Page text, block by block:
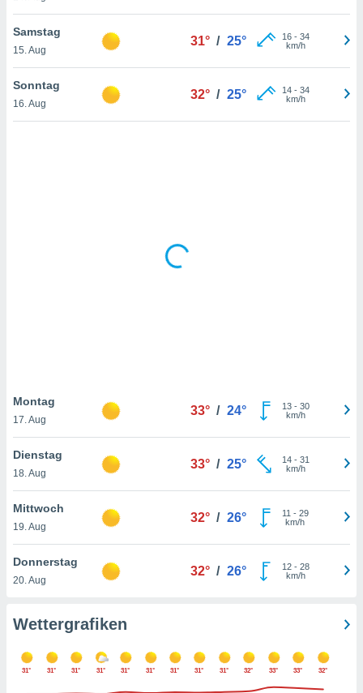
können
von
und
klicken.
und
Samstag
15. Aug
31° / 25° 16- 34
km/h
Sonntag
16. Aug
32° / 25° 14- 34
km/h
Montag
17. Aug
33° / 24° 13- 30
km/h
Dienstag
18. Aug
33° / 25° 14- 31
km/h
Mittwoch
19. Aug
32° / 26° 11 - 29
km/h
Donnerstag
20. Aug
32° / 26° 12- 28
km/h
Wettergrafiken
31° 31° 31° 31° 31° 31° 31° 31° 31° 32° 33° 33° 32°